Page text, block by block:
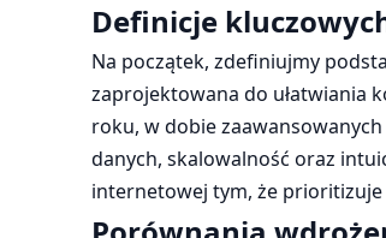
Definicje
Na początek, zdefiniujmy
zaprojektowana do ułatwiania
roku, w dobie
danych, skalowalność oraz
internetowej tym, że prioritizuje